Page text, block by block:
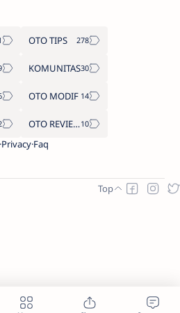
OTO TIPS
KOMUNITAS
OTO MODIF
OTO REVIEW
Privacy Faq